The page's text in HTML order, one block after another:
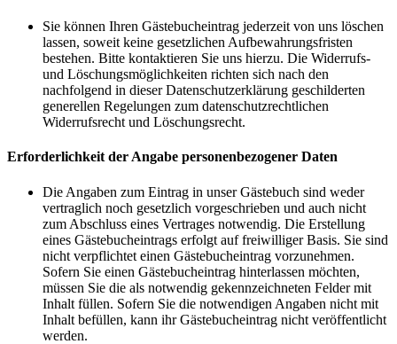
Sie können Ihren Gästebucheintrag jederzeit von uns löschen
lassen, soweit keine gesetzlichen Aufbewahrungsfristen
bestehen. Bitte kontaktieren Sie uns hierzu. Die Widerrufs-
und Löschungsmöglichkeiten richten sich nach den
nachfolgend in dieser Datenschutzerklärung geschilderten
generellen Regelungen zum datenschutzrechtlichen
Widerrufsrecht und Löschungsrecht.
Erforderlichkeit der Angabe personenbezogener Daten
Die Angaben zum Eintrag in unser Gästebuch sind weder
vertraglich noch gesetzlich vorgeschrieben und auch nicht
zum Abschluss eines Vertrages notwendig. Die Erstellung
eines Gästebucheintrags erfolgt auf freiwilliger Basis. Sie sind
nicht verpflichtet einen Gästebucheintrag vorzunehmen.
Sofern Sie einen Gästebucheintrag hinterlassen möchten,
müssen Sie die als notwendig gekennzeichneten Felder mit
Inhalt füllen. Sofern Sie die notwendigen Angaben nicht mit
Inhalt befüllen, kann ihr Gästebucheintrag nicht veröffentlicht
werden.